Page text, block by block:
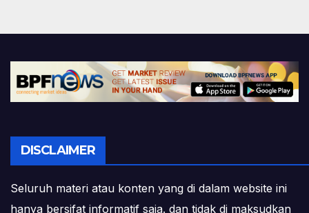
DISCLAIMER
Seluruh materi atau konten yang di dalam website ini
hanya bersifat informatif saja. dan tidak di maksudkan